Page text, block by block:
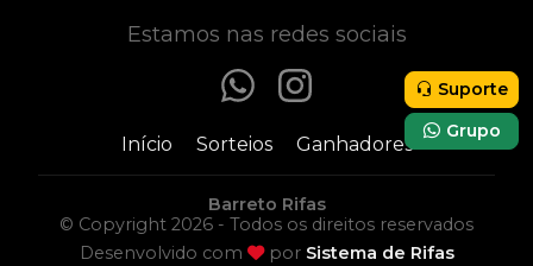
Suporte
Grupo
Estamos nas redes sociais
Início Sorteios Ganhadores
Barreto Rifas
© Copyright 2026 - Todos os direitos reservados
Desenvolvido com
por Sistema de Rifas